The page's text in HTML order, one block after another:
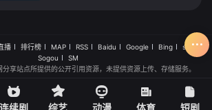
播 排行榜 MAP RSS Baidu Google Bing
so
Sogou
SM
享站点所提供的公开引用资源，未提供资源上传、存储服务。
连续剧 综艺 动漫 体育 短剧